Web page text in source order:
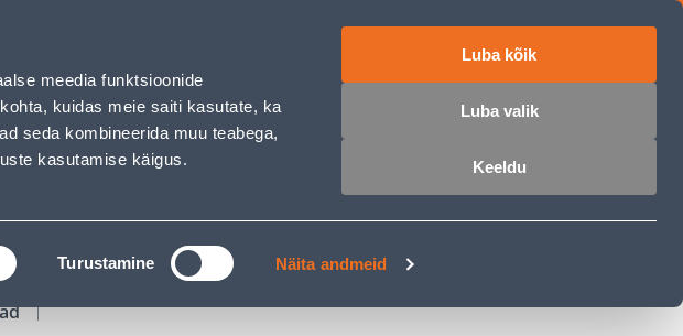
meedia funktsioonide
kuidas meie saiti kasutate, ka
seda kombineerida muu teabega,
kasutamise käigus.
Turustamine Näita andmeid
Luba kõik
Luba valik
Keeldu
Logi sisse
JÄRELMAKS